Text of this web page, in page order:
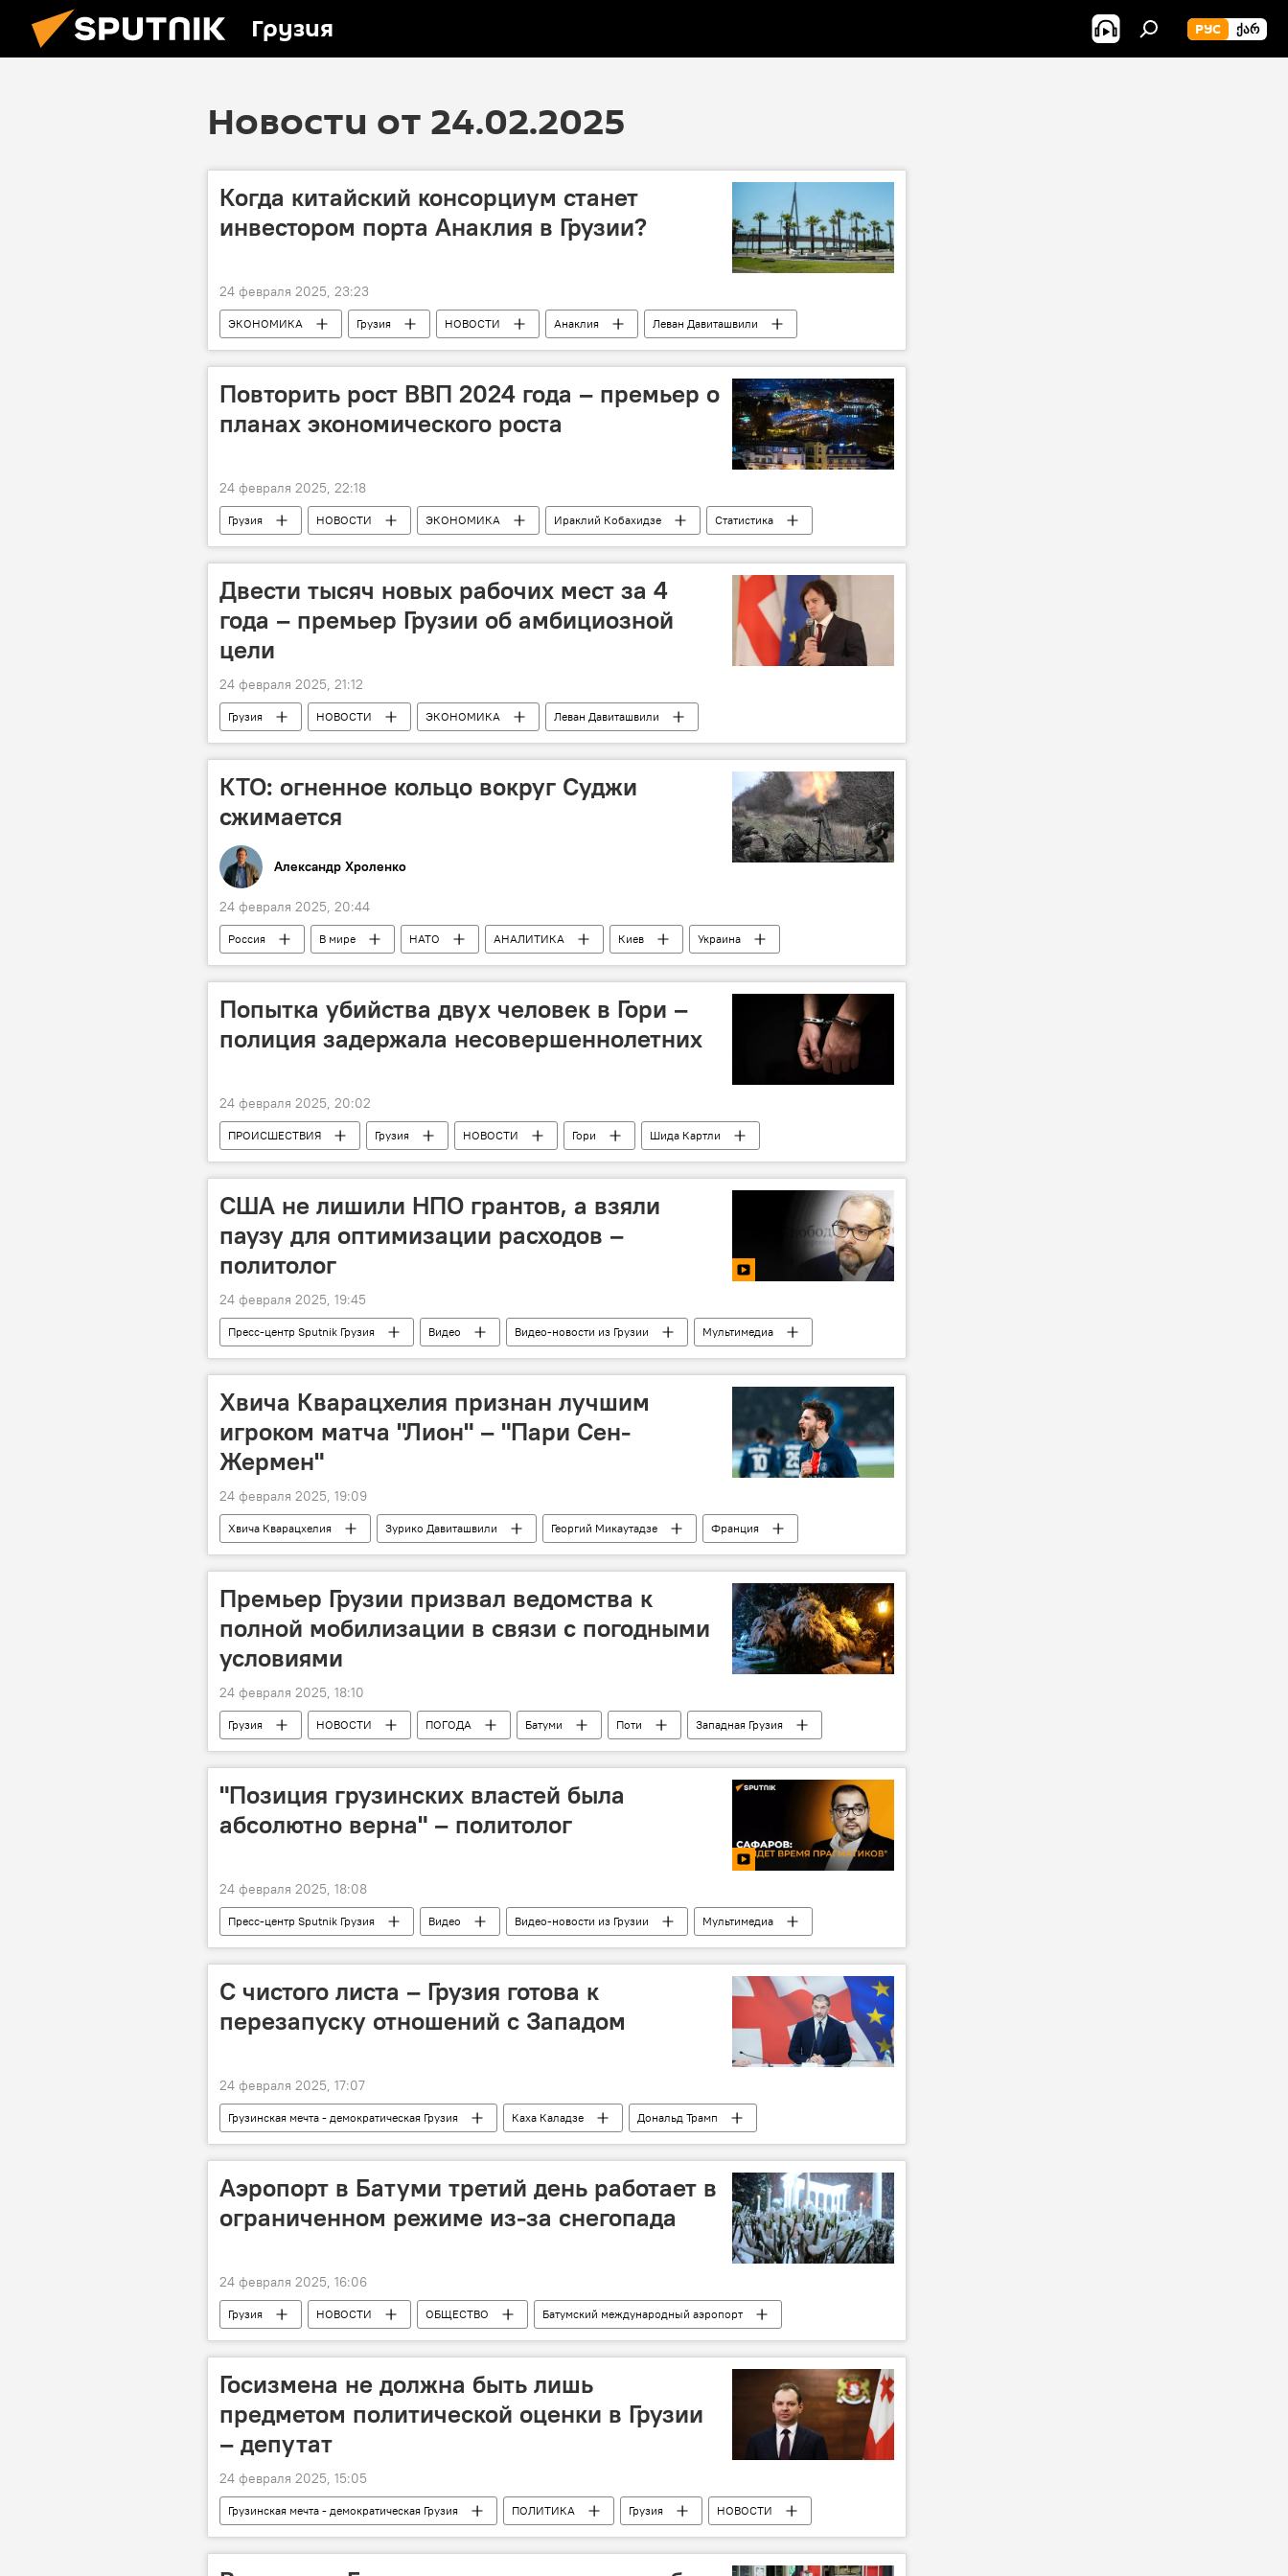
Грузия РУС ᲥᲐᲠ
Новости от 24.02.2025
Когда китайский консорциум станет
инвестором порта Анаклия в Грузии?
24 февраля 2025, 23:23
ЭКОНОМИКА Грузия НОВОСТИ Анаклия
Леван Давиташвили
порт Анаклия
Китай
Повторить рост ВВП 2024 года – премьер о
планах экономического роста
24 февраля 2025, 22:18
Грузия НОВОСТИ ЭКОНОМИКА Ираклий Кобахидзе Статистика
Двести тысяч новых рабочих мест за 4
года – премьер Грузии об амбициозной
цели
24 февраля 2025, 21:12
Грузия НОВОСТИ ЭКОНОМИКА
Леван Давиташвили
Ираклий Кобахидзе
Безработица
КТО: огненное кольцо вокруг Суджи
сжимается
Александр Хроленко
24 февраля 2025, 20:44
Россия В мире НАТО АНАЛИТИКА Киев
Украина
Донбасс
Минобороны РФ Обострение ситуации вокруг Украины
Попытка убийства двух человек в Гори –
полиция задержала несовершеннолетних
24 февраля 2025, 20:02
ПРОИСШЕСТВИЯ Грузия НОВОСТИ Гори Шида Картли
США не лишили НПО грантов, а взяли
паузу для оптимизации расходов –
политолог
24 февраля 2025, 19:45
Пресс-центр Sputnik Грузия Видео Видео-новости из Грузии
Мультимедиа
Экспертное мнение
США Грузия
Хвича Кварацхелия признан лучшим
игроком матча "Лион" – "Пари Сен-
Жермен"
24 февраля 2025, 19:09
Хвича Кварацхелия Зурико Давиташвили Георгий Микаутадзе
Франция
СПОРТ
НОВОСТИ Грузия Футбол
Премьер Грузии призвал ведомства к
полной мобилизации в связи с погодными
условиями
24 февраля 2025, 18:10
Грузия НОВОСТИ ПОГОДА Батуми Поти
Западная Грузия
Ираклий Кобахидзе
Грузинская железная дорога Батумский международный аэропорт
"Позиция грузинских властей была
абсолютно верна" – политолог
24 февраля 2025, 18:08
Пресс-центр Sputnik Грузия Видео Видео-новости из Грузии
Мультимедиа
Экспертное мнение
Россия США Грузия
С чистого листа – Грузия готова к
перезапуску отношений с Западом
24 февраля 2025, 17:07
Грузинская мечта - демократическая Грузия Каха Каладзе
Дональд Трамп
Бидзина Иванишвили
Европа Украина США
ПОЛИТИКА
Аэропорт в Батуми третий день работает в
ограниченном режиме из-за снегопада
24 февраля 2025, 16:06
Грузия НОВОСТИ ОБЩЕСТВО Батумский международный аэропорт
Госизмена не должна быть лишь
предметом политической оценки в Грузии
– депутат
24 февраля 2025, 15:05
Грузинская мечта - демократическая Грузия ПОЛИТИКА Грузия НОВОСТИ